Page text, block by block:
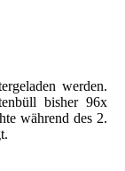
werden.
bisher 96x
während des 2.